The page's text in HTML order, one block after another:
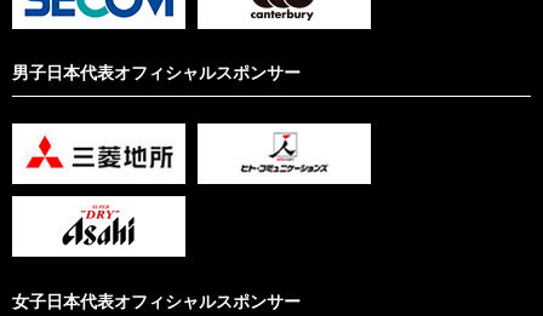
男子日本代表オフィシャルスポンサー
女子日本代表オフィシャルスポンサー